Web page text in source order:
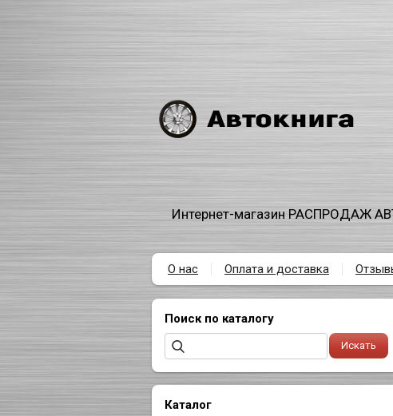
Интернет-магазин РАСПРОДАЖ
О нас Оплата и доставка
Поиск по каталогу
Каталог